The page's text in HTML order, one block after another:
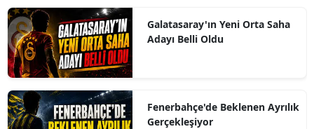
Galatasaray'ın Yeni Orta Saha
Adayı Belli Oldu
Fenerbahçe'de Beklenen Ayrılık
Gerçekleşiyor